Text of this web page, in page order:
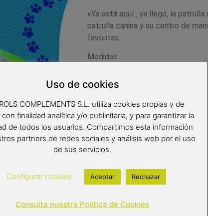
«Ya está aquí , ya llegó, la patrulla
patrulla canina y su centro de
favoritas.
Medidas:
Largo: 59 cm.
9,90
Uso de cookies
COMPLEMENTS S.L. utiliza cookies propias y de
finalidad analítica y/o publicitaria, y para garantizar la
de todos los usuarios. Compartimos esta información
partners de redes sociales y análisis web por el uso
de sus servicios.
Configurar cookies Aceptar Rechazar
Consulta nuestra Política de Cookies